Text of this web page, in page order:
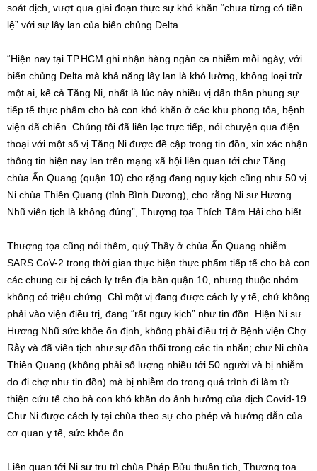
soát dịch, vượt qua giai đoạn thực sự khó khăn “chưa từng có tiền
lệ” với sự lây lan của biến chủng Delta.
“Hiện nay tại TP.HCM ghi nhận hàng ngàn ca nhiễm mỗi ngày, với
biến chủng Delta mà khả năng lây lan là khó lường, không loại trừ
một ai, kể cả Tăng Ni, nhất là lúc này nhiều vị dấn thân phụng sự
tiếp tế thực phẩm cho bà con khó khăn ở các khu phong tỏa, bệnh
viện dã chiến. Chúng tôi đã liên lạc trực tiếp, nói chuyện qua điện
thoại với một số vị Tăng Ni được đề cập trong tin đồn, xin xác nhận
thông tin hiện nay lan trên mạng xã hội liên quan tới chư Tăng
chùa Ấn Quang (quận 10) cho rặng đang nguy kịch cũng như 50 vị
Ni chùa Thiên Quang (tỉnh Bình Dương), cho rằng Ni sư Hương
Nhũ viên tịch là không đúng”, Thượng tọa Thích Tâm Hải cho biết.
Thượng tọa cũng nói thêm, quý Thầy ở chùa Ấn Quang nhiễm
SARS CoV-2 trong thời gian thực hiện thực phẩm tiếp tế cho bà con
các chung cư bị cách ly trên địa bàn quận 10, nhưng thuộc nhóm
không có triệu chứng. Chỉ một vị đang được cách ly y tế, chứ không
phải vào viện điều trị, đang “rất nguy kịch” như tin đồn. Hiện Ni sư
Hương Nhũ sức khỏe ổn định, không phải điều trị ở Bệnh viện Chợ
Rẫy và đã viên tịch như sự đồn thổi trong các tin nhắn; chư Ni chùa
Thiên Quang (không phải số lượng nhiều tới 50 người và bị nhiễm
do đi chợ như tin đồn) mà bị nhiễm do trong quá trình đi làm từ
thiện cứu tế cho bà con khó khăn do ảnh hưởng của dịch Covid-19.
Chư Ni được cách ly tại chùa theo sự cho phép và hướng dẫn của
cơ quan y tế, sức khỏe ổn.
Liên quan tới Ni sư trụ trì chùa Pháp Bửu thuận tịch, Thượng tọa